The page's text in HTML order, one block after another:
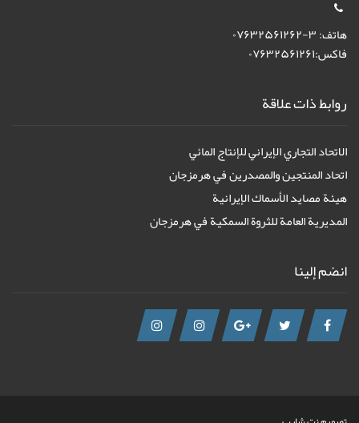
هاتف: ۳-۰۷۶۳۲۵۶۱۲۶۲
فاكس:۰۷۶۳۲۵۶۱۲۶۱
روابط ذات علاقة
الاتحاد التجاري الإيراني للإنتاج المائي
اتحاد المنتجين والمصدرين في هرمزجان
هيئة مصايد الأسماك الإيرانية
المديرية العامة للثروة السمكية في هرمزجان
انضم إلينا